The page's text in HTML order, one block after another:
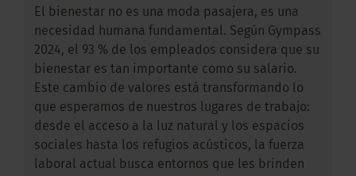
El bienestar no es una moda pasajera, es una
necesidad humana fundamental. Según Gympass
2024, el 93 % de los empleados considera que su
bienestar es tan importante como su salario.
Este cambio de valores está transformando lo
que esperamos de nuestros lugares de trabajo:
desde el acceso a la luz natural y los espacios
sociales hasta los refugios acústicos, la fuerza
laboral actual busca entornos que les brinden